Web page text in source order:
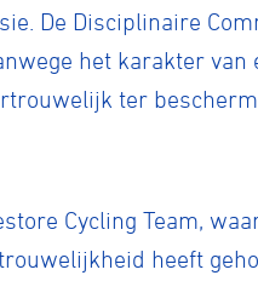
De Disciplinaire
het karakter van
ter
Cycling Team,
heeft